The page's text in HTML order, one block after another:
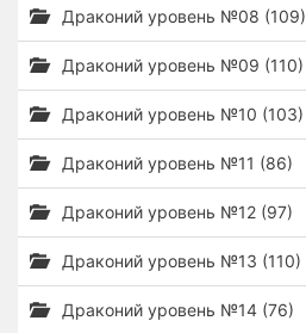
Драконий уровень №08 (109)
Драконий уровень №09 (110)
Драконий уровень №10 (103)
Драконий уровень №11 (86)
Драконий уровень №12 (97)
Драконий уровень №13 (110)
Драконий уровень №14 (76)